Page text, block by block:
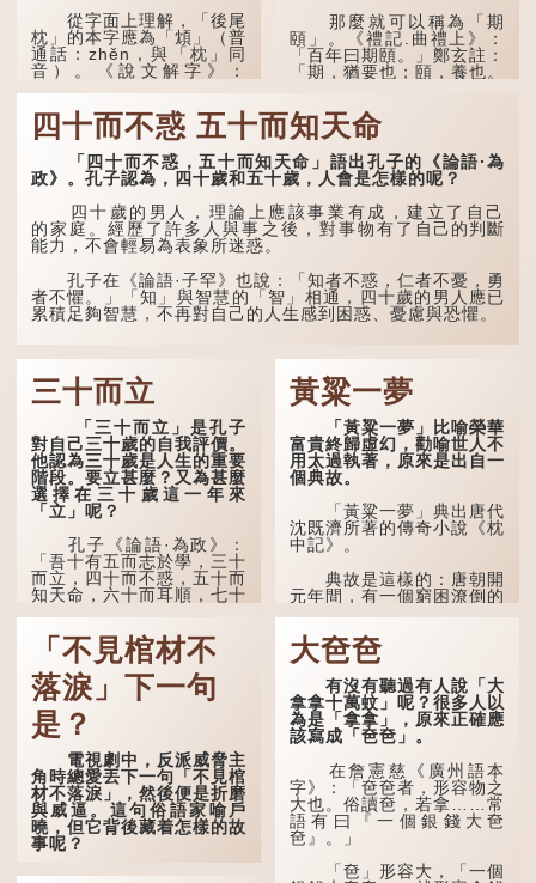
準呢？它反映了古人的一種
樸素觀察：如果立秋的精
確...
從字面上理解，「後尾
枕」的本字應為「䪴」（普
通話：zhěn，與「枕」同
音）。《說文解字》：
民間流傳有一種說法，
人會將一些不欲為人所知的
記憶藏於頸後之處。如果忽
然吐真言，就好像被不明東
西（如鬼魂）在後腦拍了一
下，藏在腦中的秘密便脫口
而出。因此「鬼拍...
那麼就可以稱為「期
頤」。《禮記.曲禮上》：
「百年曰期頤。」鄭玄註：
「期，猶要也；頤，養也。
四十而不惑 五十而知天命
「四十而不惑，五十而知天命」語出孔子的《論語·為
政》。孔子認為，四十歲和五十歲，人會是怎樣的呢？
四十歲的男人，理論上應該事業有成，建立了自己
的家庭。經歷了許多人與事之後，對事物有了自己的判斷
能力，不會輕易為表象所迷惑。
孔子在《論語·子罕》也說：「知者不惑，仁者不憂，勇
者不懼。」「知」與智慧的「智」相通，四十歲的男人應已
累積足夠智慧，不再對自己的人生感到困惑、憂慮與恐懼。
三十而立
「三十而立」是孔子
對自己三十歲的自我評價。
他認為三十歲是人生的重要
階段。要立甚麼？又為甚麼
選擇在三十歲這一年來
「立」呢？
孔子《論語·為政》：
「吾十有五而志於學，三十
而立，四十而不惑，五十而
知天命，六十而耳順，七十
在古代，男子一般於二
十歲進行冠禮，冠禮完成後
便是成人，但由於未達壯
年，所以又稱「弱冠」。
《禮記·曲禮》明確記載：
「人生十年曰幼，學；二十
曰弱，冠；三十曰壯，有
室。」這說明三十歲在...
黃粱一夢
「黃粱一夢」比喻榮華
富貴終歸虛幻，勸喻世人不
用太過執著，原來是出自一
個典故。
「黃粱一夢」典出唐代
沈既濟所著的傳奇小說《枕
中記》。
典故是這樣的：唐朝開
元年間，有一個窮困潦倒的
遇到一位呂姓道士，兩人暢
談甚歡。
言談間，盧姓書生感慨
自己雖貴為讀書人，但一直
未能考取功名，仍然貧困，
感到十分落泊。於是，道士
拿出一個青瓷枕頭，讓...
「不見棺材不
落淚」下一句
是？
電視劇中，反派威脅主
角時總愛丟下一句「不見棺
材不落淚」，然後便是折磨
與威逼。這句俗語家喻戶
曉，但它背後藏着怎樣的故
事呢？
「不見棺材不落淚」的
大夿夿
有沒有聽過有人說「大
拿拿十萬蚊」呢？很多人以
為是「拿拿」，原來正確應
該寫成「夿夿」。
在詹憲慈《廣州語本
字》：「夿夿者，形容物之
大也。俗讀夿，若拿……常
語有曰『一個銀錢大夿
夿』。」
「夿」形容大，「一個